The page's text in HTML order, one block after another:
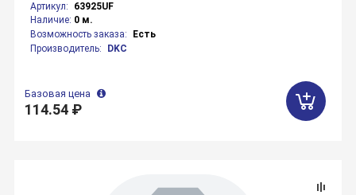
Артикул:
63925UF
Наличие: 0 м.
Возможность заказа:
Есть
Производитель:
DKC
Базовая цена
114.54 ₽